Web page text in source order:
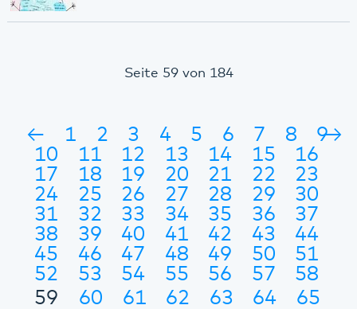
Seite 59 von 184
← 1 2 3 4 5 6 7 8
9
10
11 12 13 14 15
16
17
18 19 20 21 22
23
24
25 26 27 28 29
30
31
32 33 34 35 36
37
38
39 40 41 42 43
44
45
46 47 48 49 50
51
52
53 54 55 56 57
58
59
60 61 62 63 64
65
→